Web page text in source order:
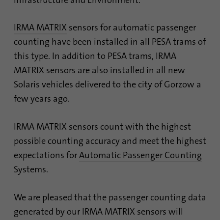
IRMA MATRIX sensors for automatic passenger
counting have been installed in all PESA trams of
this type. In addition to PESA trams, IRMA
MATRIX sensors are also installed in all new
Solaris vehicles delivered to the city of Gorzow a
few years ago.
IRMA MATRIX sensors count with the highest
possible counting accuracy and meet the highest
expectations forAutomatic Passenger Counting
Systems.
We are pleased that the passenger counting data
generated by our IRMA MATRIX sensors will
Продолжительность 1 месяц
Содержит выбранные
отслеживания.
site-language-preference
Поставщик TYPO3
Продолжительность
Цель
случае изменения языка
сайта, чтобы иметь
Цель
сессии и кампании, а также
использования сайта для
составления аналитического
отчета по сайту. Файлы
cookie хранят информацию
анонимно и присваивают
случайно сгенерированный
номер для идентификации
Поставщик Google Analytics
Этот файл cookie
устанавливается компанией